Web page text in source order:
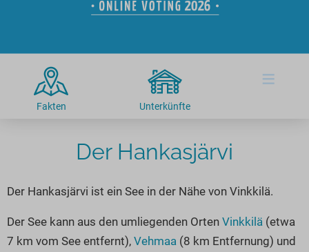
Radtouren am See
Kitesurfen
Kanu- & Kajaktouren
Badeseen in Deutschland
Wellness am See
Romantik Hotels
Urlaub an der Küste
Unterkünfte
Hotels am See
Ferienwohnungen
Kanu- & Kajak-Urlaub
Wanderurlaub
Bikeurlaub
Camping am See
Top-Hotels
Familienhotels
Wellness-Hotels
Biohotels
Ausgefallenes
Seen in Deutschland
Seen in Europa
Überwachte Badestellen
Unsere See-Highlights
Deutschlands schönste Seen
Top Seen nach Bundesländern
Fakten Unterkünfte
≡
Der Hankasjärvi
Der Hankasjärvi ist ein See in der Nähe von Vinkkilä.
Der See kann aus den umliegenden Orten Vinkkilä (etwa
7 km vom See entfernt), Vehmaa (8 km Entfernung) und